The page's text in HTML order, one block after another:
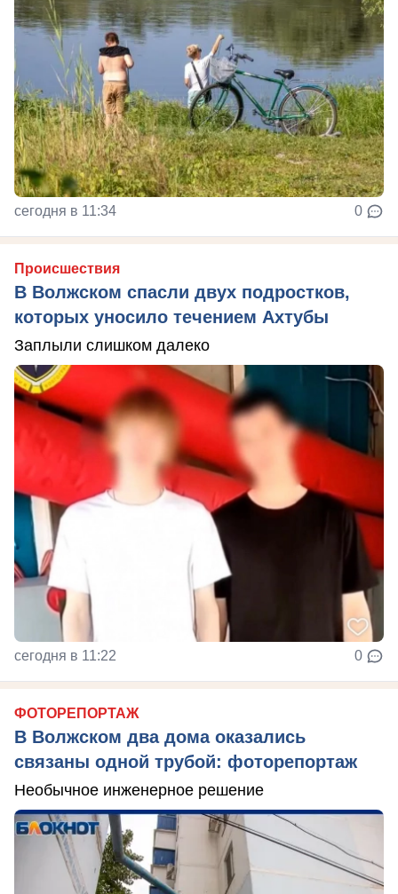
сегодня в 11:34 0
Происшествия
В Волжском спасли двух подростков,
которых уносило течением Ахтубы
Заплыли слишком далеко
сегодня в 11:22 0
ФОТОРЕПОРТАЖ
В Волжском два дома оказались
связаны одной трубой: фоторепортаж
Необычное инженерное решение